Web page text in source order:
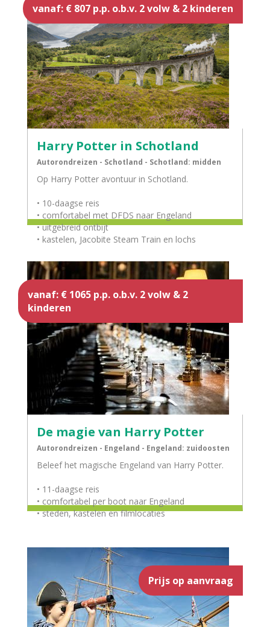
vanaf: € 807 p.p. o.b.v. 2 volw & 2 kinderen
Harry Potter in Schotland
Autorondreizen - Schotland - Schotland: midden
Op Harry Potter avontuur in Schotland.
• 10-daagse reis
• comfortabel met DFDS naar Engeland
• uitgebreid ontbijt
• kastelen, Jacobite Steam Train en lochs
vanaf: € 1065 p.p. o.b.v. 2 volw & 2
kinderen
De magie van Harry Potter
Autorondreizen - Engeland - Engeland: zuidoosten
Beleef het magische Engeland van Harry Potter.
• 11-daagse reis
• comfortabel per boot naar Engeland
• steden, kastelen en filmlocaties
Prijs op aanvraag